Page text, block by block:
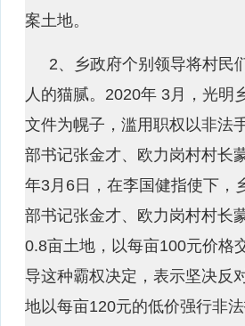
案土地。
2、乡政府个别领导将村民
人的猫腻。2020年 3月，光明
文件为幌子，滥用职权以非法
部书记张金才、欧力岗村村长
年3月6日，在李国健指使下，
部书记张金才、欧力岗村村长
0.8亩土地，以每亩100元价格
导这种霸权决定，表示坚决反
地以每亩120元的低价强行非